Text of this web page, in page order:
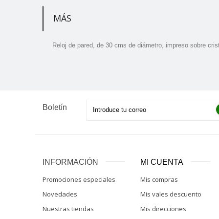
MÁS
Reloj de pared, de 30 cms de diámetro, impreso sobre
Boletín
INFORMACIÓN
Promociones especiales
Novedades
Nuestras tiendas
MI CUENTA
Mis compras
Mis vales descuento
Mis direcciones